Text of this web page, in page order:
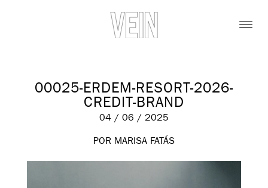
00025-ERDEM-RESORT-2026-
CREDIT-BRAND
04 / 06 / 2025
POR MARISA FATÁS